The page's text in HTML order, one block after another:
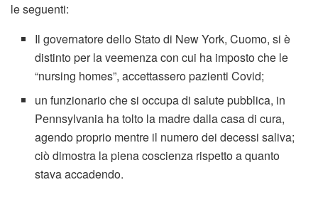
le seguenti:
Il governatore dello Stato di New York, Cuomo, si è
distinto per la veemenza con cui ha imposto che le
“nursing homes”, accettassero pazienti Covid;
un funzionario che si occupa di salute pubblica, in
Pennsylvania ha tolto la madre dalla casa di cura,
agendo proprio mentre il numero dei decessi saliva;
ciò dimostra la piena coscienza rispetto a quanto
stava accadendo.